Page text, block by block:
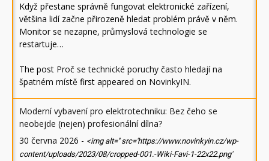
Když přestane správně fungovat elektronické zařízení,
většina lidí začne přirozeně hledat problém právě v něm.
Monitor se nezapne, průmyslová technologie se
restartuje…
The post Proč se technické poruchy často hledají na
špatném místě first appeared on NovinkyIN.
Moderní vybavení pro elektrotechniku: Bez čeho se
neobejde (nejen) profesionální dílna?
30 června 2026 - <img alt='' src='https://www.novinkyin.cz/wp-
content/uploads/2023/08/cropped-001.-Wiki-Favi-1-22x22.png'